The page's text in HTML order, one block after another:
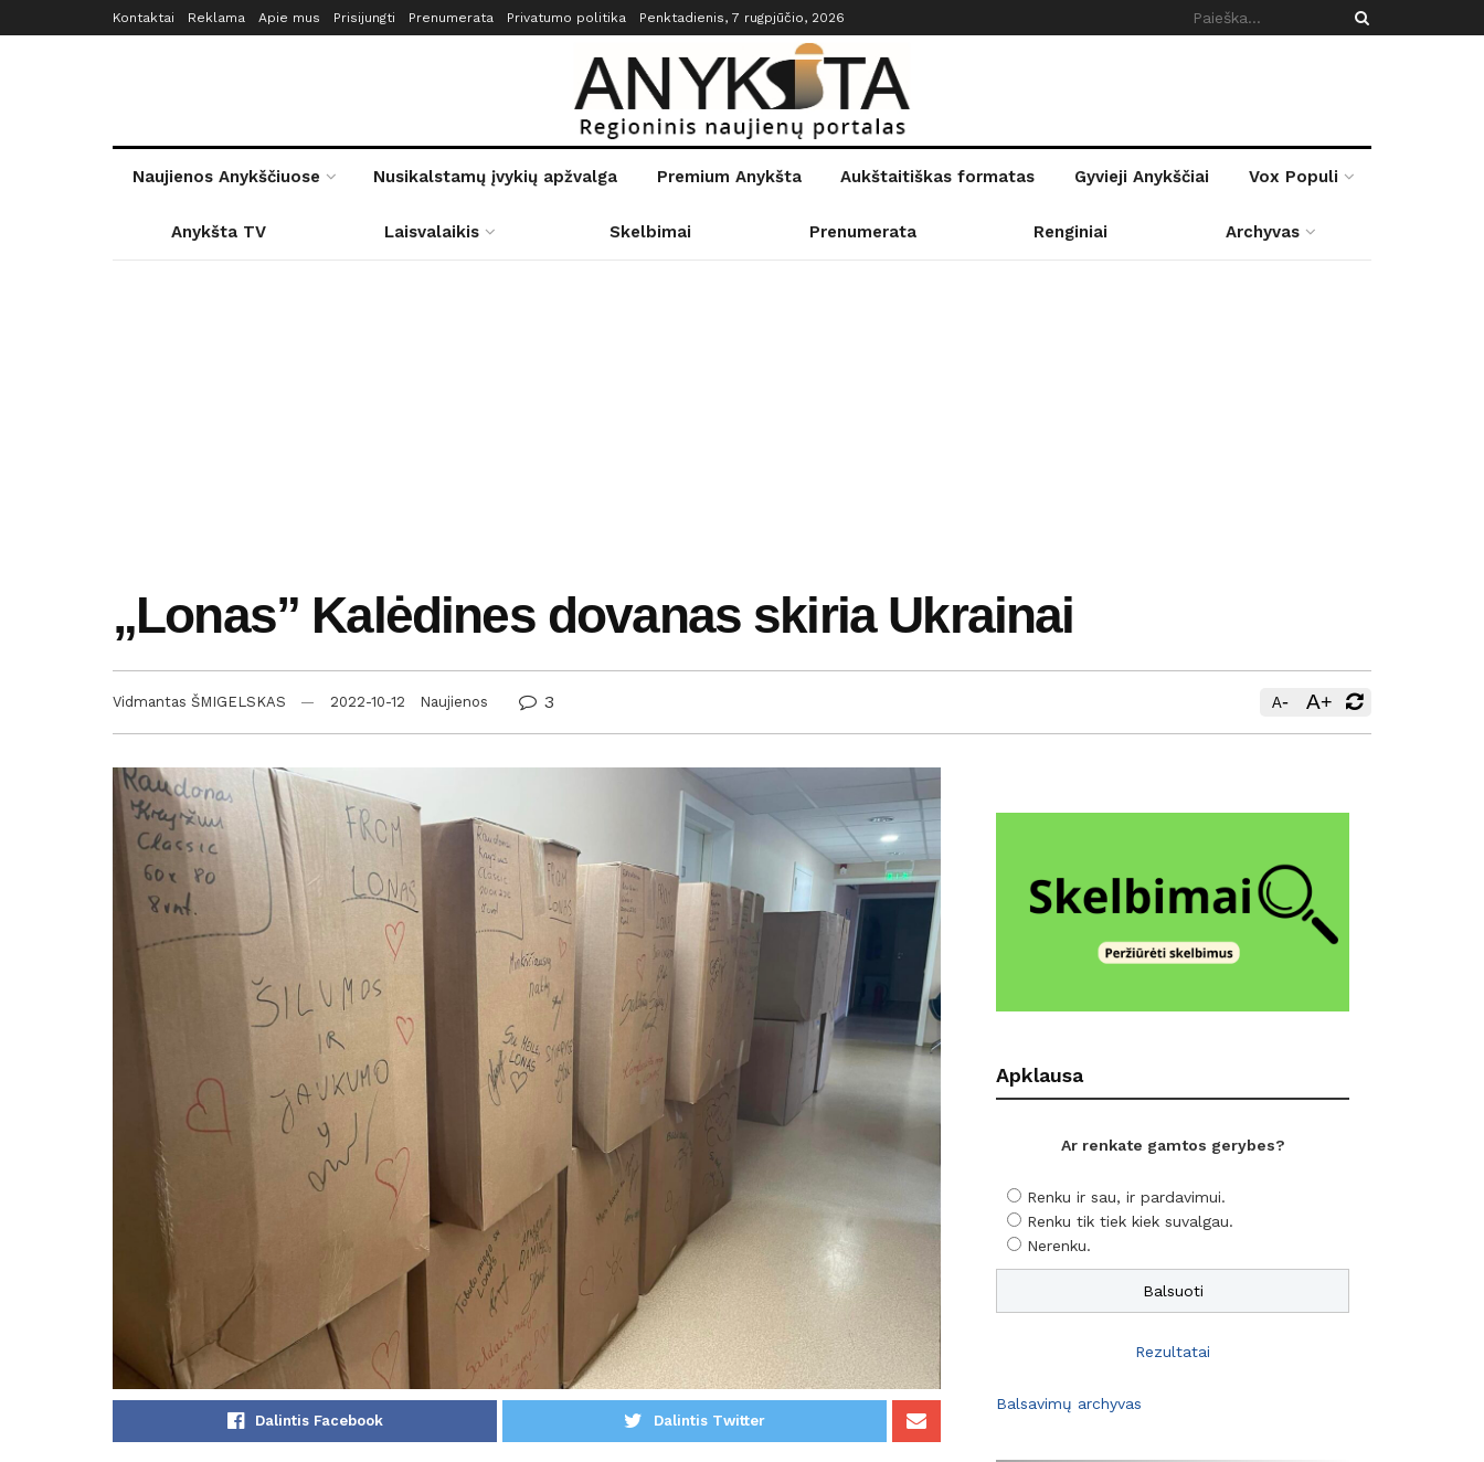
Kontaktai Reklama Apie mus Prisijungti Prenumerata Privatumo politika Penktadienis, 7 rugpjūčio, 2026
Naujienos Anykščiuose Nusikalstamų įvykių apžvalga Premium Anykšta Aukštaitiškas formatas Gyvieji Anykščiai Vox Populi
Anykšta TV Laisvalaikis Skelbimai Prenumerata Renginiai Archyvas
„Lonas” Kalėdines dovanas skiria Ukrainai
Vidmantas ŠMIGELSKAS 2022-10-12 Naujienos 3 A- A+
Dalintis Facebook Dalintis Twitter
Apklausa
Ar renkate gamtos gerybes?
Renku ir sau, ir pardavimui.
Renku tik tiek kiek suvalgau.
Nerenku.
Rezultatai
Balsavimų archyvas